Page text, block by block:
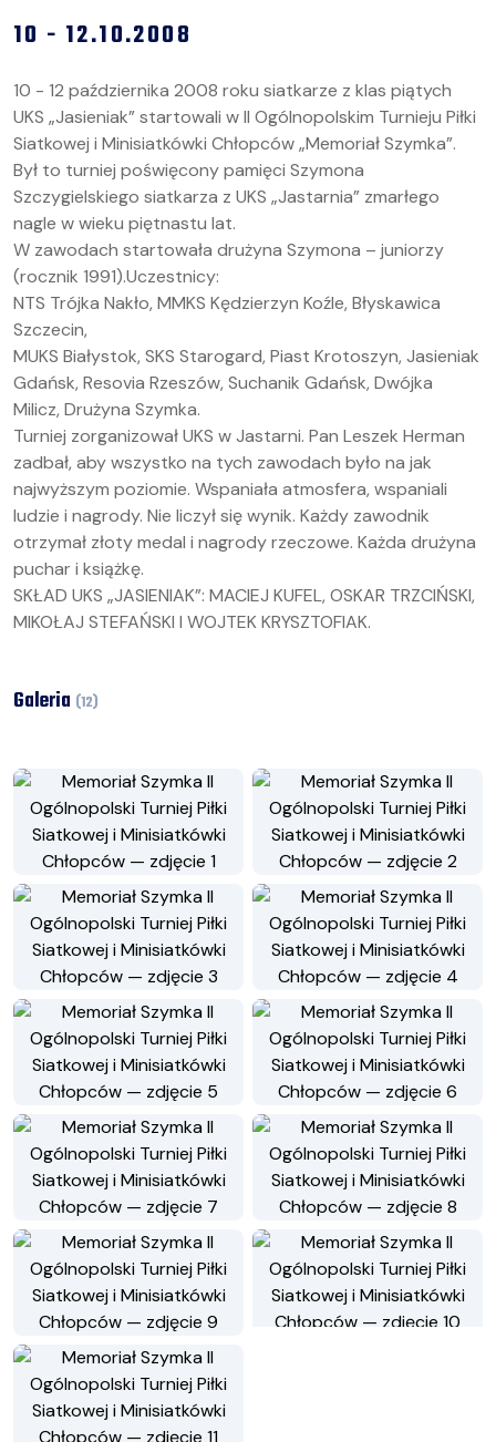
10 - 12.10.2008
10 - 12 października 2008 roku siatkarze z klas piątych
UKS „Jasieniak” startowali w II Ogólnopolskim Turnieju Piłki
Siatkowej i Minisiatkówki Chłopców „Memoriał Szymka”.
Był to turniej poświęcony pamięci Szymona
Szczygielskiego siatkarza z UKS „Jastarnia” zmarłego
nagle w wieku piętnastu lat.
W zawodach startowała drużyna Szymona – juniorzy
(rocznik 1991).Uczestnicy:
NTS Trójka Nakło, MMKS Kędzierzyn Koźle, Błyskawica
Szczecin,
MUKS Białystok, SKS Starogard, Piast Krotoszyn, Jasieniak
Gdańsk, Resovia Rzeszów, Suchanik Gdańsk, Dwójka
Milicz, Drużyna Szymka.
Turniej zorganizował UKS w Jastarni. Pan Leszek Herman
zadbał, aby wszystko na tych zawodach było na jak
najwyższym poziomie. Wspaniała atmosfera, wspaniali
ludzie i nagrody. Nie liczył się wynik. Każdy zawodnik
otrzymał złoty medal i nagrody rzeczowe. Każda drużyna
puchar i książkę.
SKŁAD UKS „JASIENIAK”: MACIEJ KUFEL, OSKAR TRZCIŃSKI,
MIKOŁAJ STEFAŃSKI I WOJTEK KRYSZTOFIAK.
Galeria (12)